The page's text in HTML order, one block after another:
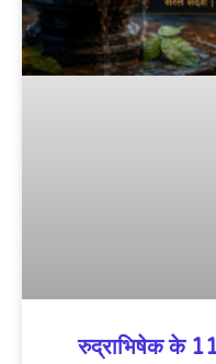
रुद्राभिषेक के